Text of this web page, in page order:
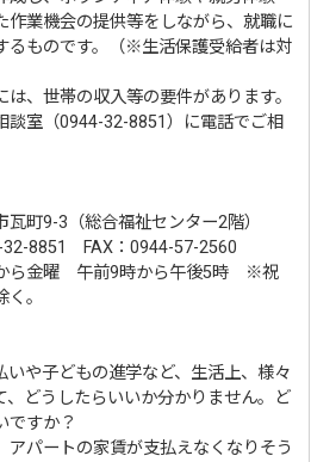
作業機会の提供等をしながら、就職に
るものです。（※生活保護受給者は対
は、世帯の収入等の要件があります。
談室（0944-32-8851）に電話でご相
町9-3（総合福祉センター2階）
8851 FAX：0944-57-2560
ら金曜 午前9時から午後5時 ※祝
。
いや子どもの進学など、生活上、様々
、どうしたらいいか分かりません。ど
ですか？
アパートの家賃が支払えなくなりそう